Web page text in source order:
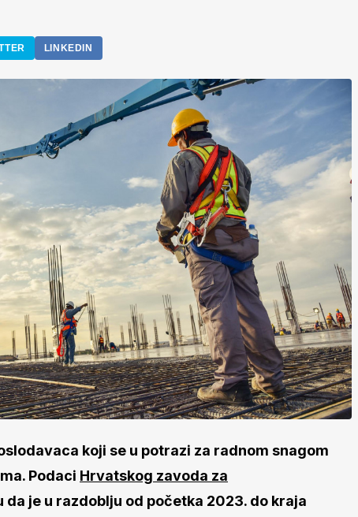
LINKEDIN
koji se u potrazi za radnom snagom
Podaci Hrvatskog zavoda za
da je u razdoblju od početka 2023. do kraja